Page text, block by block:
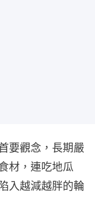
要觀念，長期嚴
材，連吃地瓜
入越減越胖的輪